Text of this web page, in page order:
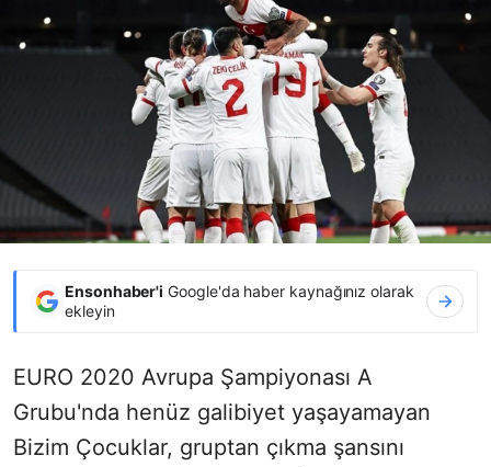
Ensonhaber'i Google'da haber kaynağınız olarak
ekleyin
EURO 2020 Avrupa Şampiyonası A
Grubu'nda henüz galibiyet yaşayamayan
Bizim Çocuklar, gruptan çıkma şansını